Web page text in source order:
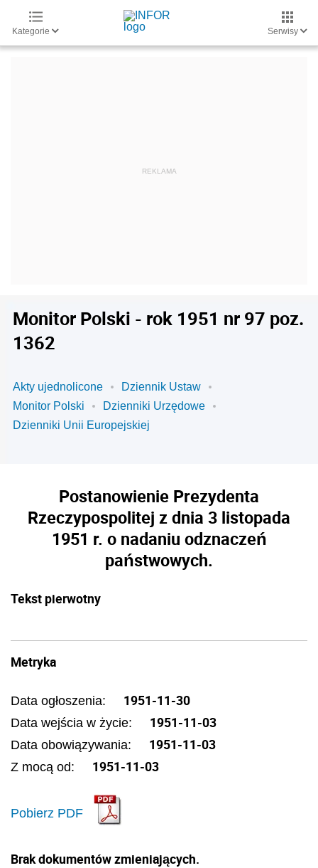
Kategorie Serwisy
Monitor Polski - rok 1951 nr 97 poz.
1362
Akty ujednolicone
Dziennik Ustaw
Monitor Polski
Dzienniki Urzędowe
Dzienniki Unii Europejskiej
Postanowienie Prezydenta
Rzeczypospolitej z dnia 3 listopada
1951 r. o nadaniu odznaczeń
państwowych.
Tekst pierwotny
Metryka
Data ogłoszenia: 1951-11-30
Data wejścia w życie: 1951-11-03
Data obowiązywania: 1951-11-03
Z mocą od: 1951-11-03
Pobierz PDF
Brak dokumentów zmieniających.